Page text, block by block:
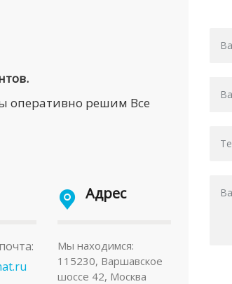
оперативно решим Все
Адрес
Мы находимся:
115230, Варшавское
шоссе 42, Москва